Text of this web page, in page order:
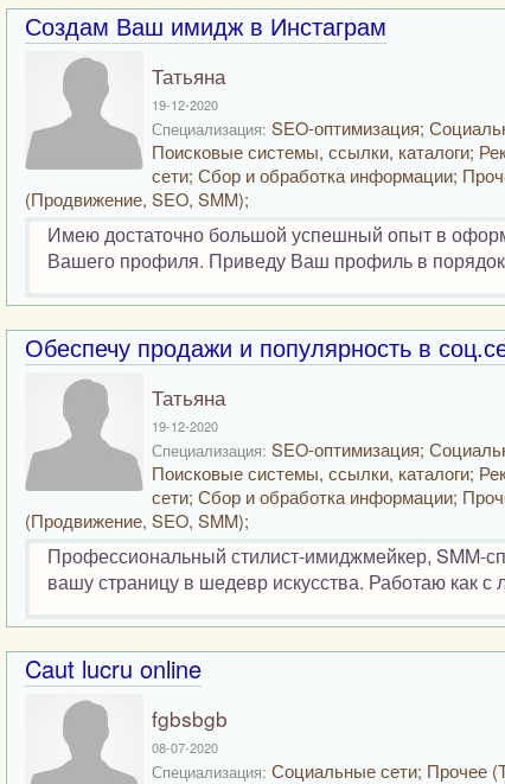
Создам Ваш имидж в Инстаграм
Татьяна
19-12-2020
Специализация: SEO-оптимизация;
Поисковые системы, ссылки, каталоги;
сети; Сбор и обработка информации;
(Продвижение, SEO, SMM);
Имею достаточно большой успешный опыт в
Вашего профиля. Приведу Ваш профиль в
Обеспечу продажи и популярность в
Татьяна
19-12-2020
Специализация: SEO-оптимизация;
Поисковые системы, ссылки, каталоги;
сети; Сбор и обработка информации;
(Продвижение, SEO, SMM);
Профессиональный стилист-имиджмейкер, SMM-
вашу страницу в шедевр искусства. Работаю как
Caut lucru online
fgbsbgb
08-07-2020
Специализация: Социальные сети; Прочее